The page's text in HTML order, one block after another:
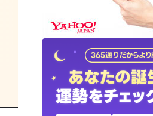
占いの流れ
おすすめの占い師
よくある質問